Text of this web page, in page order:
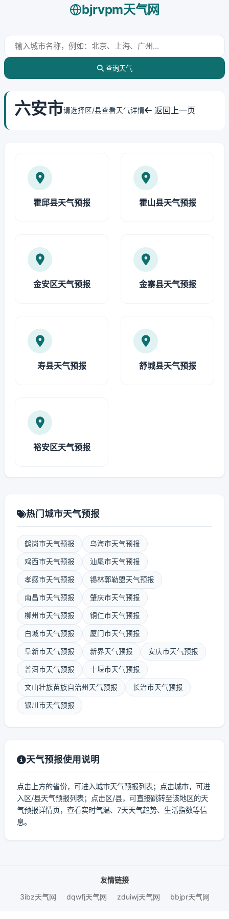
bjrvpm天气网
查询天气
六安市请选择区/县查看天气详情 返回上一页
霍邱县天气预报 霍山县天气预报
金安区天气预报 金寨县天气预报
寿县天气预报 舒城县天气预报
裕安区天气预报
热门城市天气预报
鹤岗市天气预报 乌海市天气预报
鸡西市天气预报 汕尾市天气预报
孝感市天气预报 锡林郭勒盟天气预报
南昌市天气预报 肇庆市天气预报
柳州市天气预报 铜仁市天气预报
白城市天气预报 厦门市天气预报
阜新市天气预报 新界天气预报 安庆市天气预报
普洱市天气预报 十堰市天气预报
文山壮族苗族自治州天气预报 长治市天气预报
银川市天气预报
天气预报使用说明
点击上方的省份，可进入城市天气预报列表；点击城市，可进
入区/县天气预报列表；点击区/县，可直接跳转至该地区的天
气预报详情页，查看实时气温、7天天气趋势、生活指数等信
息。
友情链接
3ibz天气网
dqwfj天气网 zduiwj天气网 bbjpr天气网